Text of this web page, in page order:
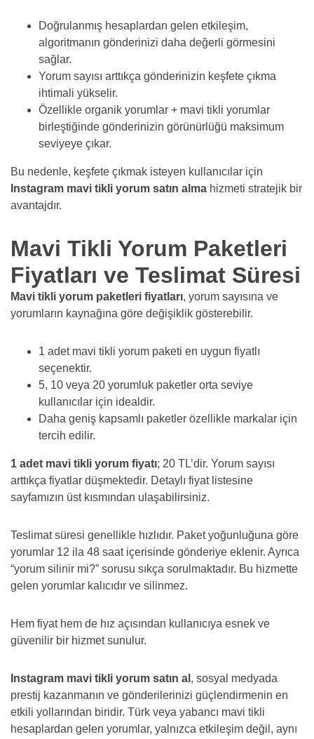
Doğrulanmış hesaplardan gelen etkileşim,
algoritmanın gönderinizi daha değerli görmesini
sağlar.
Yorum sayısı arttıkça gönderinizin keşfete çıkma
ihtimali yükselir.
Özellikle organik yorumlar + mavi tikli yorumlar
birleştiğinde gönderinizin görünürlüğü maksimum
seviyeye çıkar.
Bu nedenle, keşfete çıkmak isteyen kullanıcılar için
Instagram mavi tikli yorum satın alma hizmeti stratejik bir
avantajdır.
Mavi Tikli Yorum Paketleri
Fiyatları ve Teslimat Süresi
Mavi tikli yorum paketleri fiyatları, yorum sayısına ve
yorumların kaynağına göre değişiklik gösterebilir.
1 adet mavi tikli yorum paketi en uygun fiyatlı
seçenektir.
5, 10 veya 20 yorumluk paketler orta seviye
kullanıcılar için idealdir.
Daha geniş kapsamlı paketler özellikle markalar için
tercih edilir.
1 adet mavi tikli yorum fiyatı; 20 TL’dir. Yorum sayısı
arttıkça fiyatlar düşmektedir. Detaylı fiyat listesine
sayfamızın üst kısmından ulaşabilirsiniz.
Teslimat süresi genellikle hızlıdır. Paket yoğunluğuna göre
yorumlar 12 ila 48 saat içerisinde gönderiye eklenir. Ayrıca
“yorum silinir mi?” sorusu sıkça sorulmaktadır. Bu hizmette
gelen yorumlar kalıcıdır ve silinmez.
Hem fiyat hem de hız açısından kullanıcıya esnek ve
güvenilir bir hizmet sunulur.
Instagram mavi tikli yorum satın al , sosyal medyada
prestij kazanmanın ve gönderilerinizi güçlendirmenin en
etkili yollarından biridir. Türk veya yabancı mavi tikli
hesaplardan gelen yorumlar, yalnızca etkileşim değil, aynı